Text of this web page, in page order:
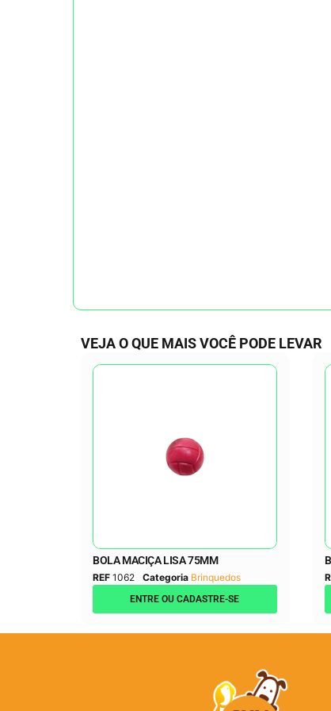
VEJA O QUE MAIS VOCÊ PODE LEVAR
BOLA MACIÇA LISA 75MM
REF 1062 Categoria Brinquedos
ENTRE OU CADASTRE-SE